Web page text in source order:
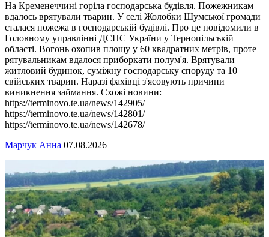
На Кременеччині горіла господарська будівля. Пожежникам
вдалось врятували тварин. У селі Жолобки Шумської громади
сталася пожежа в господарській будівлі. Про це повідомили в
Головному управлінні ДСНС України у Тернопільській
області. Вогонь охопив площу у 60 квадратних метрів, проте
рятувальникам вдалося приборкати полум'я. Врятували
житловий будинок, суміжну господарську споруду та 10
свійських тварин. Наразі фахівці з'ясовують причини
виникнення займання. Схожі новини:
https://terminovo.te.ua/news/142905/
https://terminovo.te.ua/news/142801/
https://terminovo.te.ua/news/142678/
Марчук Анна 07.08.2026